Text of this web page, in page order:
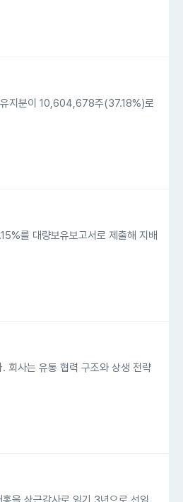
유지분이 10,604,678주(37.18%)로
를 대량보유보고서로 제출해 지배
회사는 유통 협력 구조와 상생 전략